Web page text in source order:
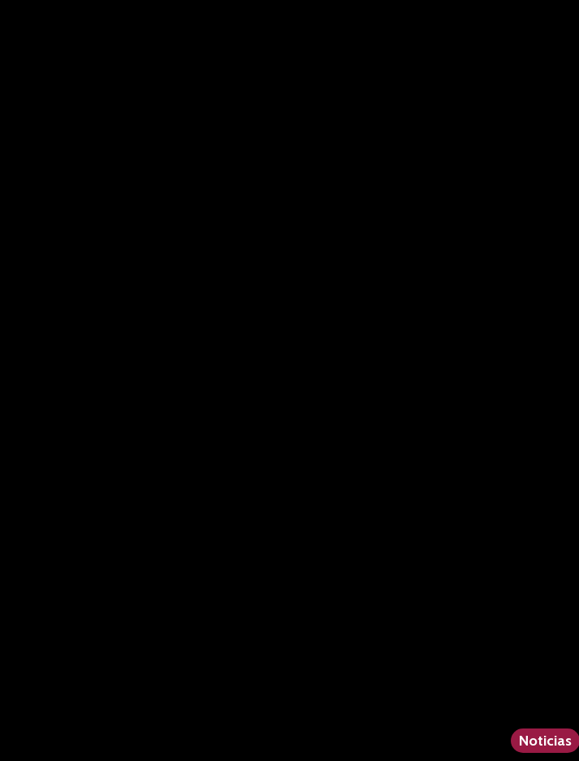
Noticias